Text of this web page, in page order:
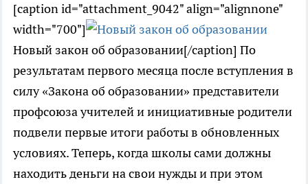
[caption id="attachment_9042" align="alignnone"
width="700"]
Новый закон об образовании[/caption] По
результатам первого месяца после вступления в
силу «Закона об образовании» представители
профсоюза учителей и инициативные родители
подвели первые итоги работы в обновленных
условиях. Теперь, когда школы сами должны
находить деньги на свои нужды и при этом